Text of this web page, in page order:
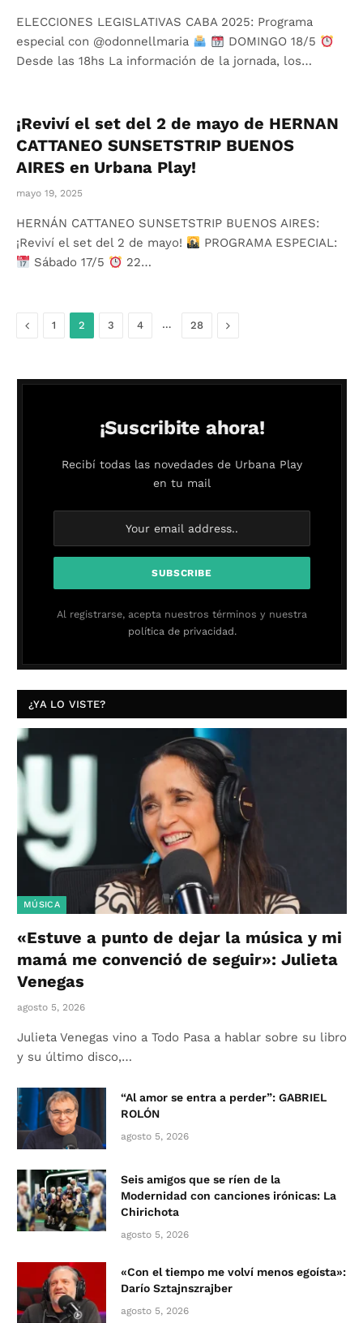
ELECCIONES LEGISLATIVAS CABA 2025: Programa
especial con @odonnellmaria
DOMINGO 18/5
Desde las 18hs La información de la jornada, los…
¡Reviví el set del 2 de mayo de HERNAN
CATTANEO SUNSETSTRIP BUENOS
AIRES en Urbana Play!
mayo 19, 2025
HERNÁN CATTANEO SUNSETSTRIP BUENOS AIRES:
¡Reviví el set del 2 de mayo!
PROGRAMA ESPECIAL:
Sábado 17/5
22…
Anterior
1 2 3 4 … 28 Siguiente
¡Suscribite ahora!
Recibí todas las novedades de Urbana Play
en tu mail
Al registrarse, acepta nuestros términos y nuestra
política de privacidad.
¿YA LO VISTE?
MÚSICA
«Estuve a punto de dejar la música y mi
mamá me convenció de seguir»: Julieta
Venegas
agosto 5, 2026
Julieta Venegas vino a Todo Pasa a hablar sobre su libro
y su último disco,…
“Al amor se entra a perder”: GABRIEL
ROLÓN
agosto 5, 2026
Seis amigos que se ríen de la
Modernidad con canciones irónicas: La
Chirichota
agosto 5, 2026
«Con el tiempo me volví menos egoísta»:
Darío Sztajnszrajber
agosto 5, 2026